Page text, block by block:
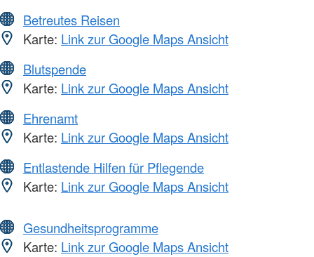
Betreutes Reisen
Karte: Link zur Google Maps Ansicht
Blutspende
Karte: Link zur Google Maps Ansicht
Ehrenamt
Karte: Link zur Google Maps Ansicht
Entlastende Hilfen für Pflegende
Karte: Link zur Google Maps Ansicht
Gesundheitsprogramme
Karte: Link zur Google Maps Ansicht